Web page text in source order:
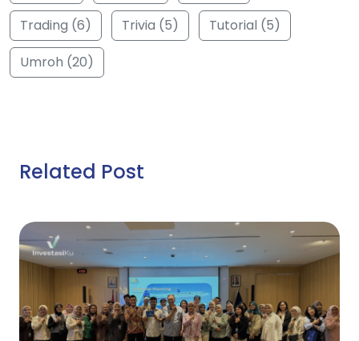
Trading (6)
Trivia (5)
Tutorial (5)
Umroh (20)
Related Post